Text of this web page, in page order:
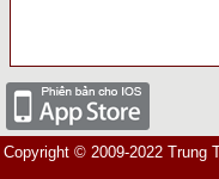
Copyright © 2009-2022 Trung